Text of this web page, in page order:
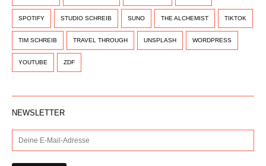
SPOTIFY STUDIO SCHREIB SUNO THE ALCHEMIST TIKTOK
TIM SCHREIB TRAVEL THROUGH UNSPLASH WORDPRESS
YOUTUBE ZDF
NEWSLETTER